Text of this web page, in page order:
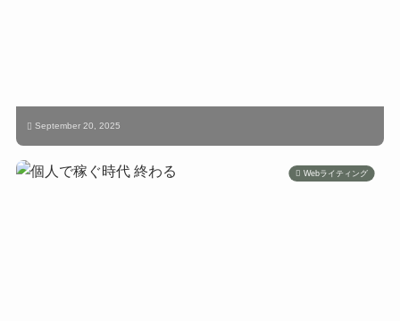
September 20, 2025
Webライティング